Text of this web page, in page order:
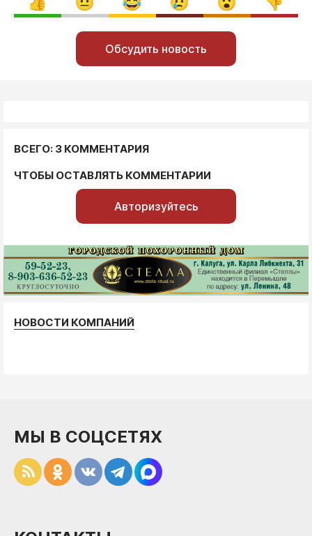
Обсудить новость
ВСЕГО: 3 КОММЕНТАРИЯ
ЧТОБЫ ОСТАВЛЯТЬ КОММЕНТАРИИ
Авторизуйтесь
НОВОСТИ КОМПАНИЙ
МЫ В СОЦСЕТЯХ